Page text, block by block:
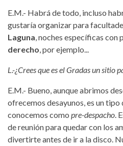
E.M.- Habrá de todo, incluso
gustaría organizar para
Laguna, noches específicas con
derecho, por ejemplo...
L.-¿Crees que es el Gradas un sitio
E.M.- Bueno, aunque abrimos
ofrecemos desayunos, es un tipo
conocemos como pre-despacho.
de reunión para quedar con los
divertirte antes de ir a la disco.